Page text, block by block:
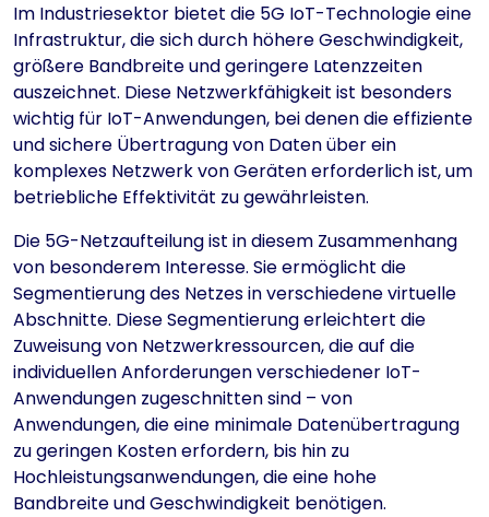
Im Industriesektor bietet die 5G IoT-Technologie eine
Infrastruktur, die sich durch höhere Geschwindigkeit,
größere Bandbreite und geringere Latenzzeiten
auszeichnet. Diese Netzwerkfähigkeit ist besonders
wichtig für IoT-Anwendungen, bei denen die effiziente
und sichere Übertragung von Daten über ein
komplexes Netzwerk von Geräten erforderlich ist, um
betriebliche Effektivität zu gewährleisten.
Die 5G-Netzaufteilung ist in diesem Zusammenhang
von besonderem Interesse. Sie ermöglicht die
Segmentierung des Netzes in verschiedene virtuelle
Abschnitte. Diese Segmentierung erleichtert die
Zuweisung von Netzwerkressourcen, die auf die
individuellen Anforderungen verschiedener IoT-
Anwendungen zugeschnitten sind – von
Anwendungen, die eine minimale Datenübertragung
zu geringen Kosten erfordern, bis hin zu
Hochleistungsanwendungen, die eine hohe
Bandbreite und Geschwindigkeit benötigen.